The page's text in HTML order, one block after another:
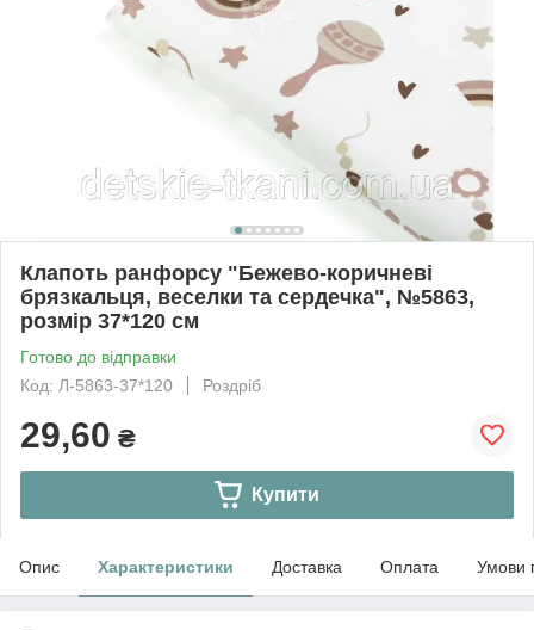
Клапоть ранфорсу "Бежево-коричневі
брязкальця, веселки та сердечка", №5863,
розмір 37*120 см
Готово до відправки
Код: Л-5863-37*120
Роздріб
29,60 ₴
Купити
Опис Характеристики Доставка Оплата Умови